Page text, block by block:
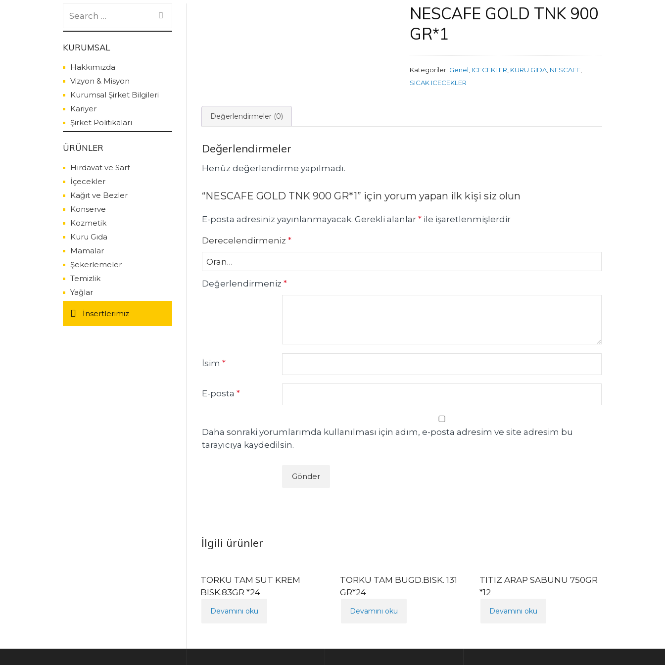
NESCAFE GOLD TNK 900
GR*1
Kategoriler: Genel ICECEKLER KURU GIDA NESCAFE
SICAK ICECEKLER
Değerlendirmeler (0)
Değerlendirmeler
Henüz değerlendirme yapılmadı.
“NESCAFE GOLD TNK 900 GR*1” için yorum yapan ilk kişi siz olun
E-posta adresiniz yayınlanmayacak. Gerekli alanlar * ile işaretlenmişlerdir
Derecelendirmeniz *
Değerlendirmeniz *
İsim *
E-posta *
Daha sonraki yorumlarımda kullanılması için adım, e-posta adresim ve site adresim bu
tarayıcıya kaydedilsin.
İlgili ürünler
TORKU TAM SUT KREM
BISK.83GR *24
Devamını oku
TORKU TAM BUGD.BISK. 131
GR*24
Devamını oku
TITIZ ARAP SABUNU 750GR
*12
Devamını oku
for:
KURUMSAL
Hakkımızda
Vizyon & Misyon
Kurumsal Şirket Bilgileri
Kariyer
Şirket Politikaları
ÜRÜNLER
Hırdavat ve Sarf
İçecekler
Kağıt ve Bezler
Konserve
Kozmetik
Kuru Gıda
Mamalar
Şekerlemeler
Temizlik
Yağlar
İnsertlerimiz